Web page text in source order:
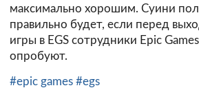
максимально хорошим. Суини
правильно будет, если перед
игры в EGS сотрудники Epic
опробуют.
#epic games #egs